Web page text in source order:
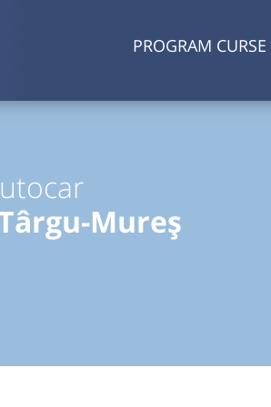
PROGRAM CURSE
Mureș